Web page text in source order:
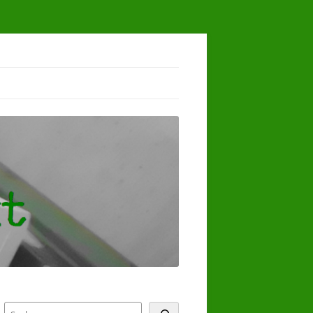
Suchen